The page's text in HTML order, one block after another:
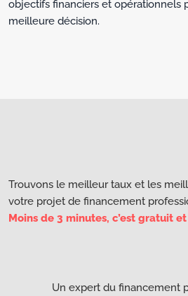
objectifs financiers et opérationnels
meilleure décision.
Trouvons le meilleur taux et les
votre projet de financement
Moins de 3 minutes, c’est gratuit
Un expert du financement